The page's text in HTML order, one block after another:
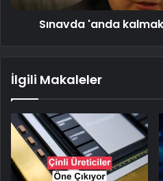
Sınavda 'anda
İlgili Makaleler